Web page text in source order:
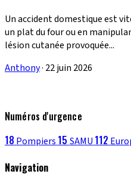
Un accident domestique est
un plat du four ou en
lésion cutanée provoquée...
Anthony· 22 juin 2026
Numéros d'urgence
18 Pompiers 15 SAMU 112
Navigation